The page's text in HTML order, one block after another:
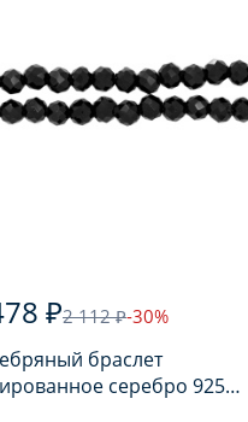
₽2 112 ₽-30%
браслет
серебро 925